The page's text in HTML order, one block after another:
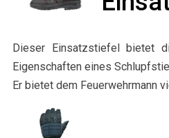
Dieser Einsatzstiefel bietet
Eigenschaften eines
Er bietet dem Feuerwehrmann